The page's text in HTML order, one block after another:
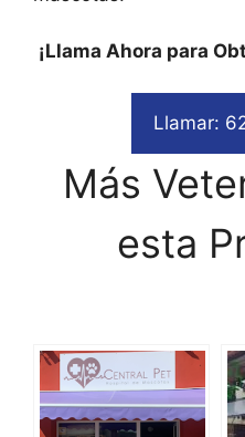
¡Llama Ahora para
Llamar:
Más
esta